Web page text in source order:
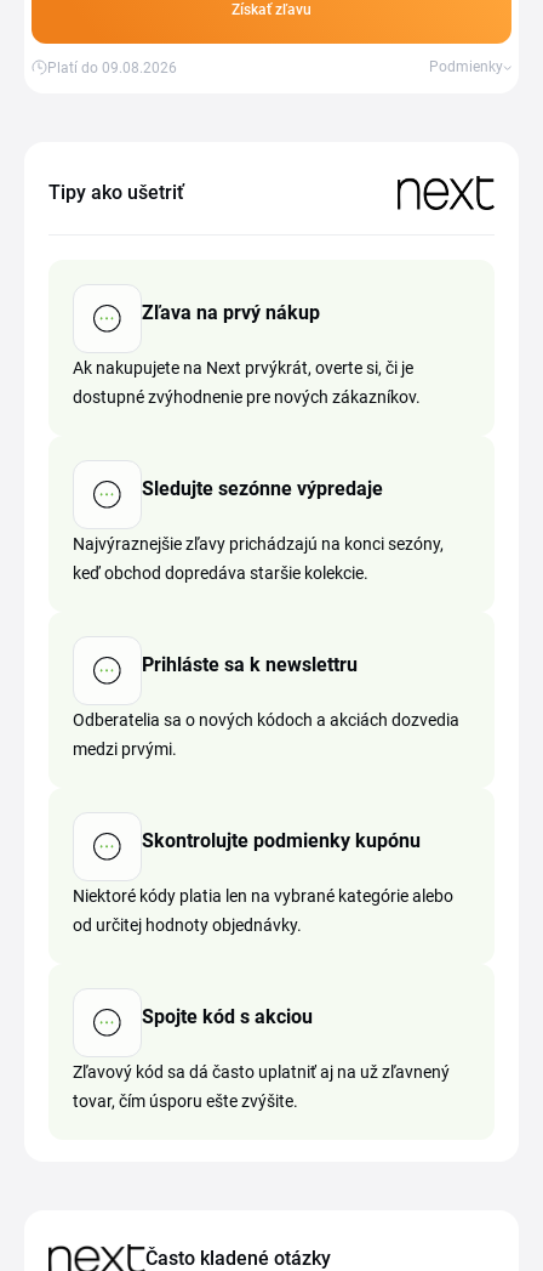
Získať zľavu
Platí do 09.08.2026 Podmienky
Tipy ako ušetriť
Zľava na prvý nákup
Ak nakupujete na Next prvýkrát, overte si, či je
dostupné zvýhodnenie pre nových zákazníkov.
Sledujte sezónne výpredaje
Najvýraznejšie zľavy prichádzajú na konci sezóny,
keď obchod dopredáva staršie kolekcie.
Prihláste sa k newslettru
Odberatelia sa o nových kódoch a akciách dozvedia
medzi prvými.
Skontrolujte podmienky kupónu
Niektoré kódy platia len na vybrané kategórie alebo
od určitej hodnoty objednávky.
Spojte kód s akciou
Zľavový kód sa dá často uplatniť aj na už zľavnený
tovar, čím úsporu ešte zvýšite.
Často kladené otázky